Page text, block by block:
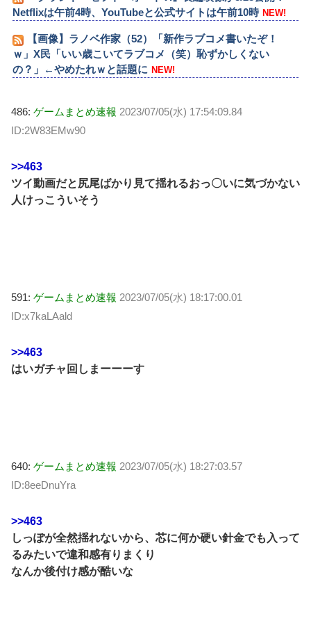
Netflixは午前4時、YouTubeと公式サイトは午前10時 NEW!
【画像】ラノベ作家（52）「新作ラブコメ書いたぞ！
ｗ」X民「いい歳こいてラブコメ（笑）恥ずかしくない
の？」←やめたれｗと話題に NEW!
486: ゲームまとめ速報 2023/07/05(水) 17:54:09.84
ID:2W83EMw90
>>463
ツイ動画だと尻尾ばかり見て揺れるおっ〇いに気づかない
人けっこういそう
591: ゲームまとめ速報 2023/07/05(水) 18:17:00.01
ID:x7kaLAald
>>463
はいガチャ回しまーーーす
640: ゲームまとめ速報 2023/07/05(水) 18:27:03.57
ID:8eeDnuYra
>>463
しっぽが全然揺れないから、芯に何か硬い針金でも入って
るみたいで違和感有りまくり
なんか後付け感が酷いな